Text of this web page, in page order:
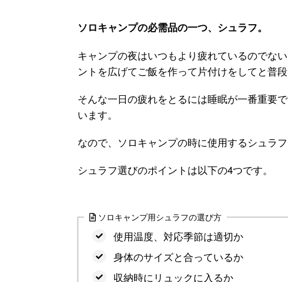
ソロキャンプの必需品の一つ、シュラフ。
キャンプの夜はいつもより疲れているのでな
ントを広げてご飯を作って片付けをしてと普
そんな一日の疲れをとるには睡眠が一番重要
います。
なので、ソロキャンプの時に使用するシュラ
シュラフ選びのポイントは以下の4つです。
ソロキャンプ用シュラフの選び方
使用温度、対応季節は適切か
身体のサイズと合っているか
収納時にリュックに入るか